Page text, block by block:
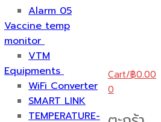
Alarm 05
Vaccine temp
monitor
VTM
Equipments
WiFi Converter
SMART LINK
TEMPERATURE-
Cart/฿0.00
0